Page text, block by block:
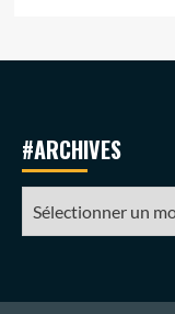
#ARCHIVES